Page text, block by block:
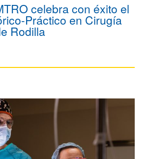
celebra con éxito el
Práctico en Cirugía
Rodilla